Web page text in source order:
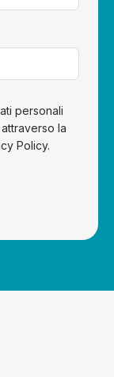
personali
la
Policy.